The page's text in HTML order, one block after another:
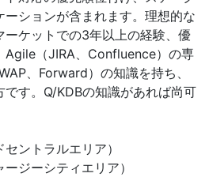
ションが含まれます。理想的な
ーケットでの3年以上の経験、優
Agile（JIRA、Confluence）の専
、Forward）の知識を持ち、
です。Q/KDBの知識があれば尚可
ントラルエリア）
ジーシティエリア）